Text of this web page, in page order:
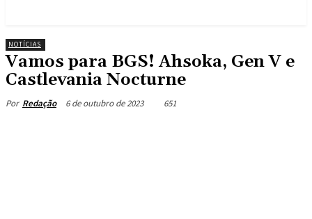
NOTÍCIAS
Vamos para BGS! Ahsoka, Gen V e
Castlevania Nocturne
Por Redação 6 de outubro de 2023 651